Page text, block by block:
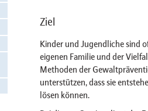
Ziel
Kinder und Jugendliche sind
eigenen Familie und der
Methoden der
unterstützen, dass sie
lösen können.